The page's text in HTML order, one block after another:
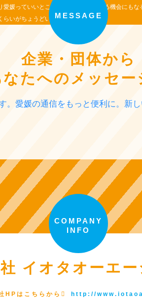
媛っていいところだなぁと再確認する機会にもな
いがちょうどいい気がしています。
MESSAGE
企業・団体から
たへのメッセー
。愛媛の通信をもっと便利に。新
COMPANY
INFO
イオタオーエー
HPはこちらから http://